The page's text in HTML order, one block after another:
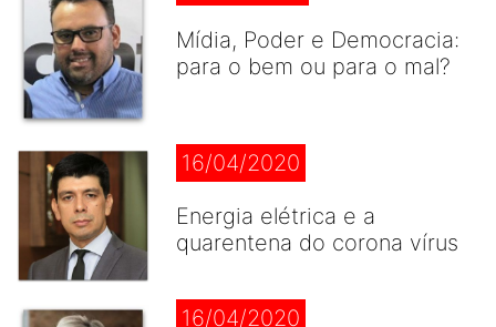
Mídia, Poder e Democracia:
para o bem ou para o mal?
16/04/2020
Energia elétrica e a
quarentena do corona vírus
16/04/2020